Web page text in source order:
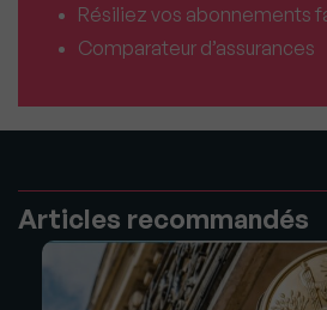
Résiliez vos abonnements
Comparateur d’assurances
Articles recommandés